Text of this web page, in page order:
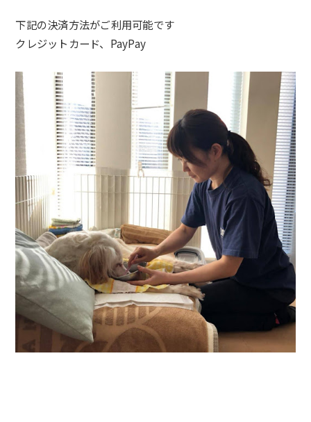
下記の決済方法がご利用可能です
クレジットカード、PayPay